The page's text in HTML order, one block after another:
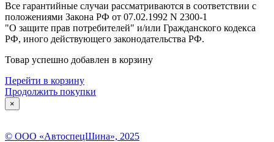
Все гарантийные случаи рассматриваются в соответствии с
положениями Закона РФ от 07.02.1992 N 2300-1
"О защите прав потребителей" и/или Гражданского кодекса
РФ, иного действующего законодательства РФ.
Товар успешно добавлен в корзину
Перейти в корзину
Продолжить покупки
×
© ООО «АвтоспецШина», 2025